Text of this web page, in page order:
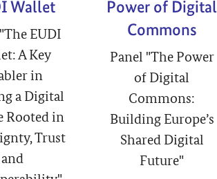
Wallet
EUDI
A Key
in
a Digital
Rooted in
Trust
and
Power of Digital
Commons
Panel "The Power
of Digital
Commons:
Building Europe’s
Shared Digital
Future"